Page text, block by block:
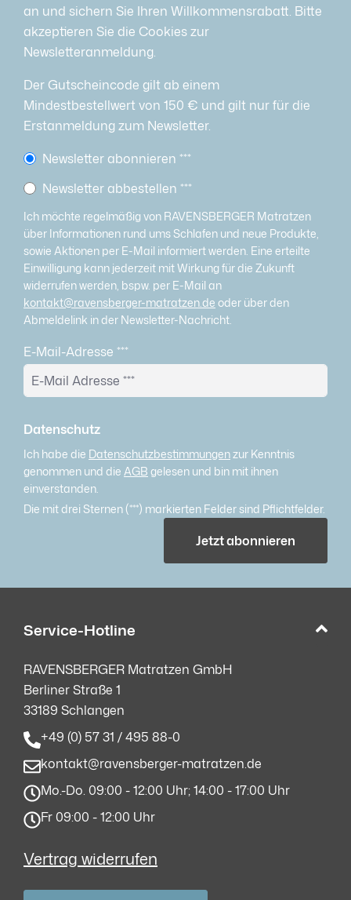
an und sichern Sie Ihren Willkommensrabatt. Bitte
akzeptieren Sie die Cookies zur
Newsletteranmeldung.
Der Gutscheincode gilt ab einem
Mindestbestellwert von 150 € und gilt nur für die
Erstanmeldung zum Newsletter.
Newsletter abonnieren ***
Newsletter abbestellen ***
Ich möchte regelmäßig von RAVENSBERGER Matratzen
über Informationen rund ums Schlafen und neue Produkte,
sowie Aktionen per E-Mail informiert werden. Eine erteilte
Einwilligung kann jederzeit mit Wirkung für die Zukunft
widerrufen werden, bspw. per E-Mail an
kontakt@ravensberger-matratzen.de oder über den
Abmeldelink in der Newsletter-Nachricht.
E-Mail-Adresse ***
Datenschutz
Ich habe die Datenschutzbestimmungenzur Kenntnis
genommen und die AGB gelesen und bin mit ihnen
einverstanden.
Die mit drei Sternen (***) markierten Felder sind Pflichtfelder.
Jetzt abonnieren
Service-Hotline
RAVENSBERGER Matratzen GmbH
Berliner Straße 1
33189 Schlangen
+49 (0) 57 31 / 495 88-0
kontakt@ravensberger-matratzen.de
Mo.-Do. 09:00 - 12:00 Uhr; 14:00 - 17:00 Uhr
Fr 09:00 - 12:00 Uhr
Vertrag widerrufen